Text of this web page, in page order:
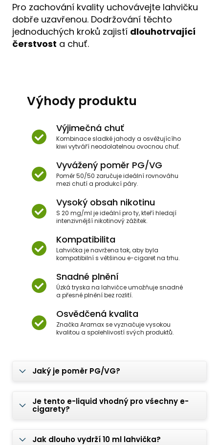
Pro zachování kvality uchovávejte lahvičku
dobře uzavřenou. Dodržování těchto
jednoduchých kroků zajistí dlouhotrvající
čerstvost a chuť.
Výhody produktu
Výjimečná chuť
Kombinace sladké jahody a osvěžujícího
kiwi vytváří neodolatelnou ovocnou chuť.
Vyvážený poměr PG/VG
Poměr 50/50 zaručuje ideální rovnováhu
mezi chutí a produkcí páry.
Vysoký obsah nikotinu
S 20 mg/ml je ideální pro ty, kteří hledají
intenzivnější nikotinový zážitek.
Kompatibilita
Lahvička je navržena tak, aby byla
kompatibilní s většinou e-cigaret na trhu.
Snadné plnění
Úzká tryska na lahvičce umožňuje snadné
a přesné plnění bez rozlití.
Osvědčená kvalita
Značka Aramax se vyznačuje vysokou
kvalitou a spolehlivostí svých produktů.
Jaký je poměr PG/VG?
Je tento e-liquid vhodný pro všechny e-
cigarety?
Jak dlouho vydrží 10 ml lahvička?